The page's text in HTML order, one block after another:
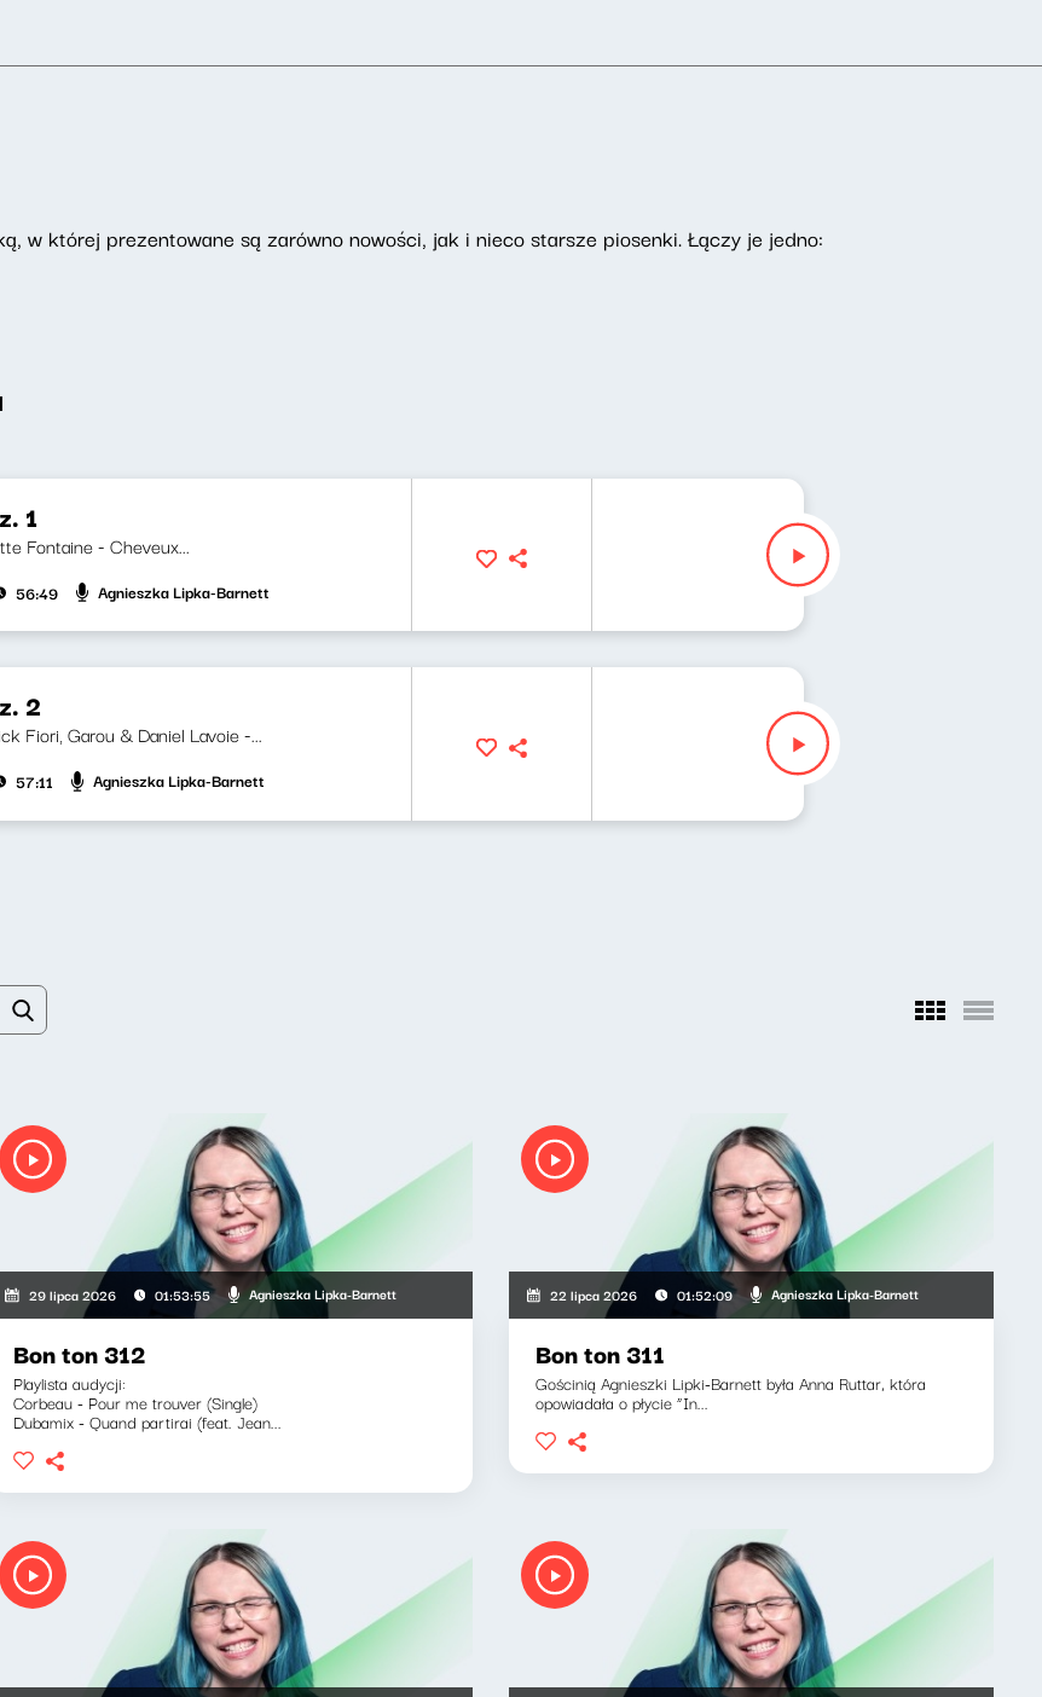
w której prezentowane są zarówno nowości, jak i nieco starsze piosenki. Łączy je jedno:
1
Fontaine - Cheveux...
56:49 Agnieszka Lipka-Barnett
2
Fiori, Garou & Daniel Lavoie -...
57:11 Agnieszka Lipka-Barnett
29 lipca 2026 01:53:55 Agnieszka Lipka-Barnett
Bon ton 312
Playlista audycji:
Corbeau - Pour me trouver (Single)
Dubamix - Quand partirai (feat. Jean...
22 lipca 2026 01:52:09 Agnieszka Lipka-Barnett
Bon ton 311
Gościnią Agnieszki Lipki-Barnett była Anna Ruttar, która
opowiadała o płycie “In...